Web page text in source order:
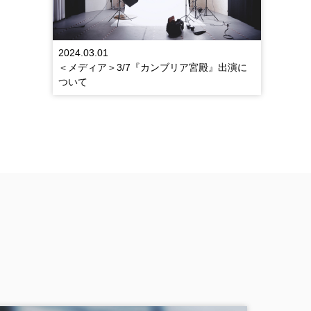
2024.03.01
＜メディア＞3/7『カンブリア宮殿』出演に
ついて